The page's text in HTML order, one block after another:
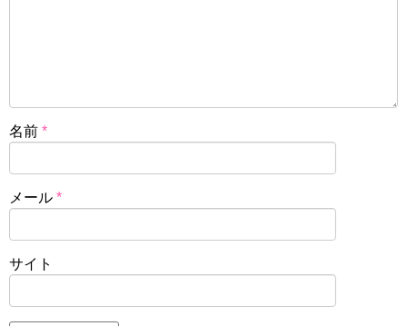
名前 *
メール *
サイト